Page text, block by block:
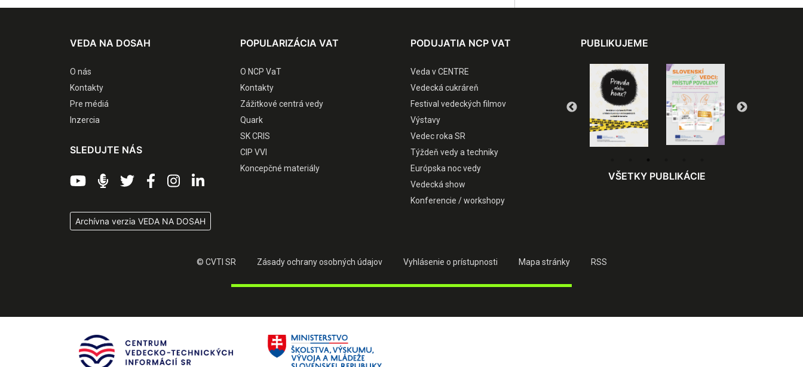
VEDA NA DOSAH
O nás
Kontakty
Pre médiá
Inzercia
SLEDUJTE NÁS
Archívna verzia VEDA NA DOSAH
POPULARIZÁCIA VAT
O NCP VaT
Kontakty
Zážitkové centrá vedy
Quark
SK CRIS
CIP VVI
Koncepčné materiály
PODUJATIA NCP VAT
Veda v CENTRE
Vedecká cukráreň
Festival vedeckých filmov
Výstavy
Vedec roka SR
Týždeň vedy a techniky
Európska noc vedy
Vedecká show
Konferencie / workshopy
PUBLIKUJEME
VŠETKY PUBLIKÁCIE
© CVTI SR Zásady ochrany osobných údajov Vyhlásenie o prístupnosti Mapa stránky RSS